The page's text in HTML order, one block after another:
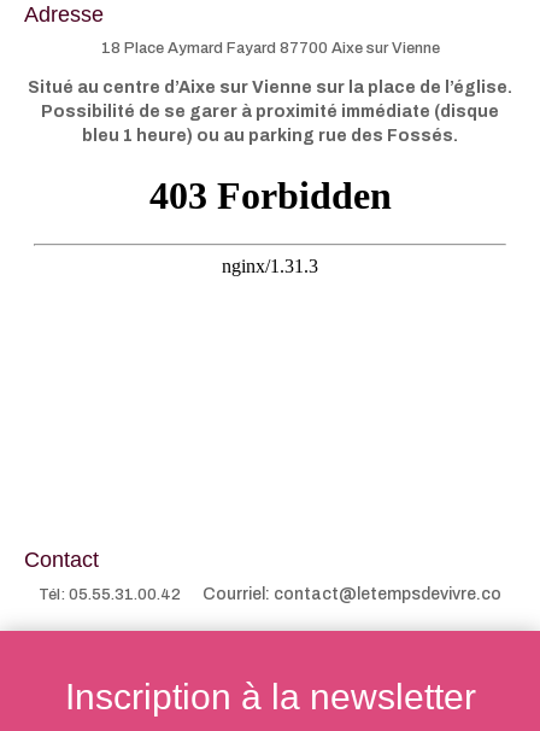
Adresse
18 Place Aymard Fayard 87700 Aixe sur Vienne
Situé au centre d’Aixe sur Vienne sur la place de l’église.
Possibilité de se garer à proximité immédiate (disque
bleu 1 heure) ou au parking rue des Fossés.
Contact
Tél: 05.55.31.00.42 Courriel: contact@letempsdevivre.co
Inscription à la newsletter